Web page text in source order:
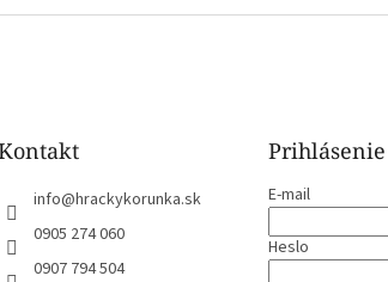
info@hrackykorunka.sk
0905 274 060
0907 794 504
Prihlásenie
E-mail
Heslo